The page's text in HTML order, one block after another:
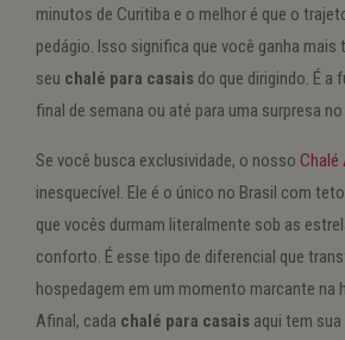
minutos de Curitiba e o melhor é que o
pedágio. Isso significa que você ganha
seu chalé para casais do que dirigindo. É a
final de semana ou até para uma surpresa
Se você busca exclusividade, o nosso Chalé
inesquecível. Ele é o único no Brasil com
que vocês durmam literalmente sob as
conforto. É esse tipo de diferencial que
hospedagem em um momento marcante na
Afinal, cada chalé para casais aqui tem
Isso vai fechar em 13